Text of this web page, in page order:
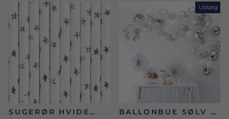
SUGERØR HVIDE
Udsalg
BALLONBUE SØLV -